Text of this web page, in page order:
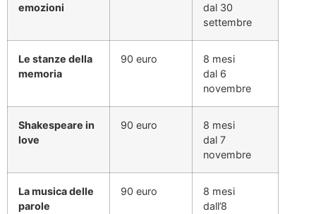
emozioni
dal 30
settembre
Le stanze della
memoria
90 euro
8 mesi
dal 6
novembre
Shakespeare in
love
90 euro
8 mesi
dal 7
novembre
La musica delle
parole
90 euro
8 mesi
dall’8